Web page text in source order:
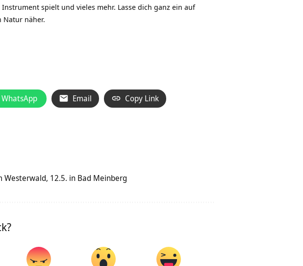
spielt und vieles mehr. Lasse dich ganz ein auf
Natur näher.
WhatsApp Email Copy Link
Westerwald, 12.5. in Bad Meinberg